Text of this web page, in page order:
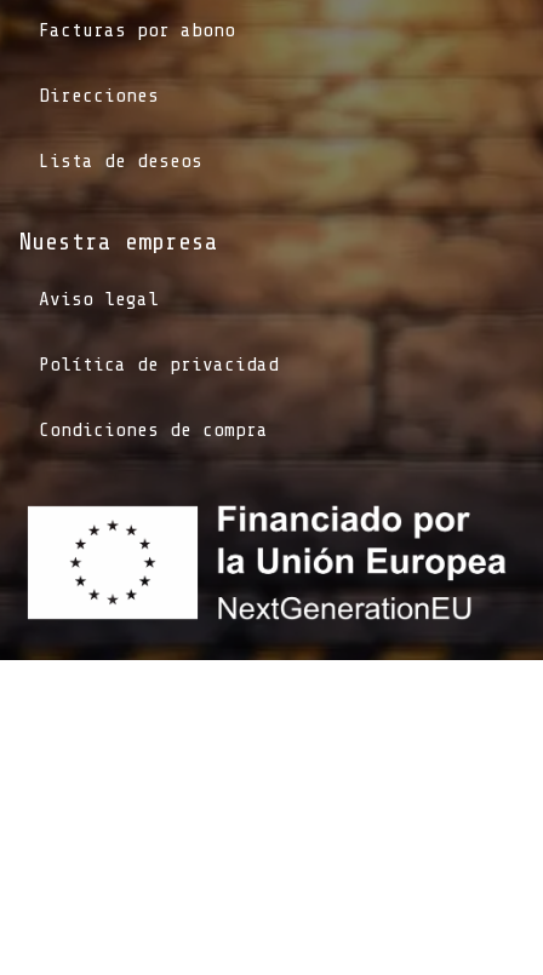
Facturas por abono
Direcciones
Lista de deseos
Nuestra empresa
Aviso legal
Política de privacidad
Condiciones de compra